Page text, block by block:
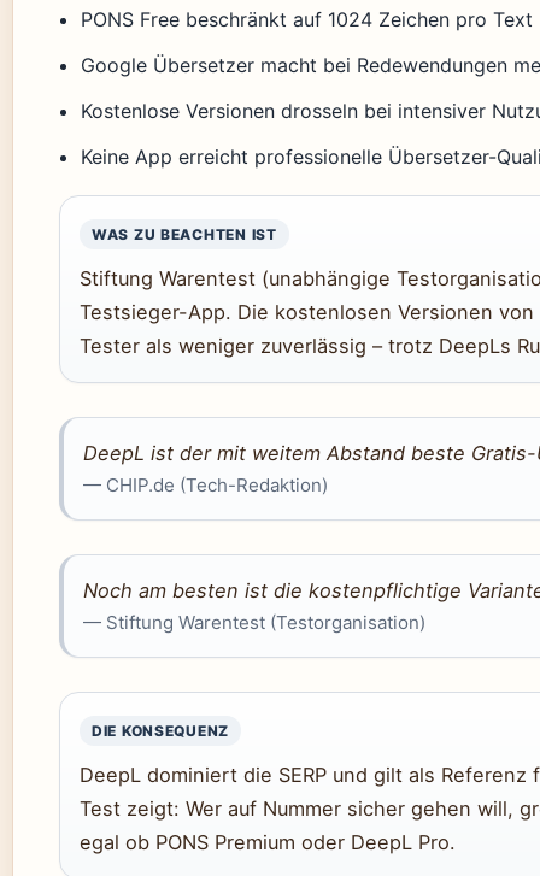
PONS Free beschränkt auf 1024 Zeichen pro Text
Google Übersetzer macht bei Redewendungen
Kostenlose Versionen drosseln bei intensiver
Keine App erreicht professionelle Übersetzer-
WAS ZU BEACHTEN IST
Stiftung Warentest (unabhängige
Testsieger-App. Die kostenlosen Versionen
Tester als weniger zuverlässig – trotz DeepLs
DeepL ist der mit weitem Abstand beste
— CHIP.de (Tech-Redaktion)
Noch am besten ist die kostenpflichtige
— Stiftung Warentest (Testorganisation)
DIE KONSEQUENZ
DeepL dominiert die SERP und gilt als
Test zeigt: Wer auf Nummer sicher gehen will,
egal ob PONS Premium oder DeepL Pro.